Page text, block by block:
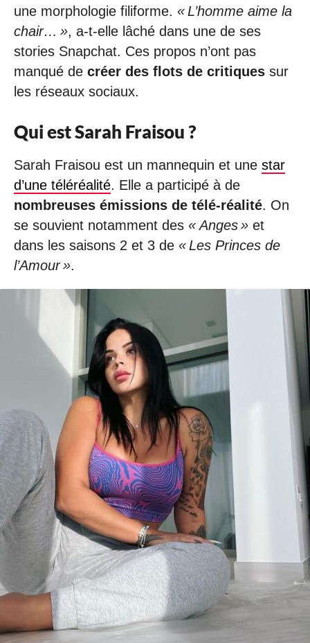
une morphologie filiforme. « L’homme aime la
chair… », a-t-elle lâché dans une de ses
stories Snapchat. Ces propos n’ont pas
manqué de créer des flots de critiques sur
les réseaux sociaux.
Qui est Sarah Fraisou ?
Sarah Fraisou est un mannequin et une star
d’une téléréalité. Elle a participé à de
nombreuses émissions de télé-réalité. On
se souvient notamment des « Anges » et
dans les saisons 2 et 3 de « Les Princes de
l’Amour ».